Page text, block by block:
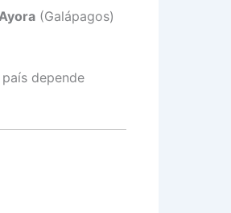
(Galápagos)
depende